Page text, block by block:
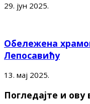
29. јун 2025.
Обележена
Лепосавићу
13. мај 2025.
Погледајте и ову